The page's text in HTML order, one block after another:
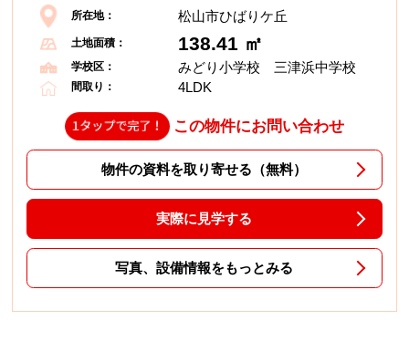
所在地： 松山市ひばりケ丘
土地面積： 138.41 ㎡
学校区： みどり小学校 三津浜中学校
間取り： 4LDK
この物件にお問い合わせ
物件の資料を取り寄せる（無料）
実際に見学する
写真、設備情報をもっとみる